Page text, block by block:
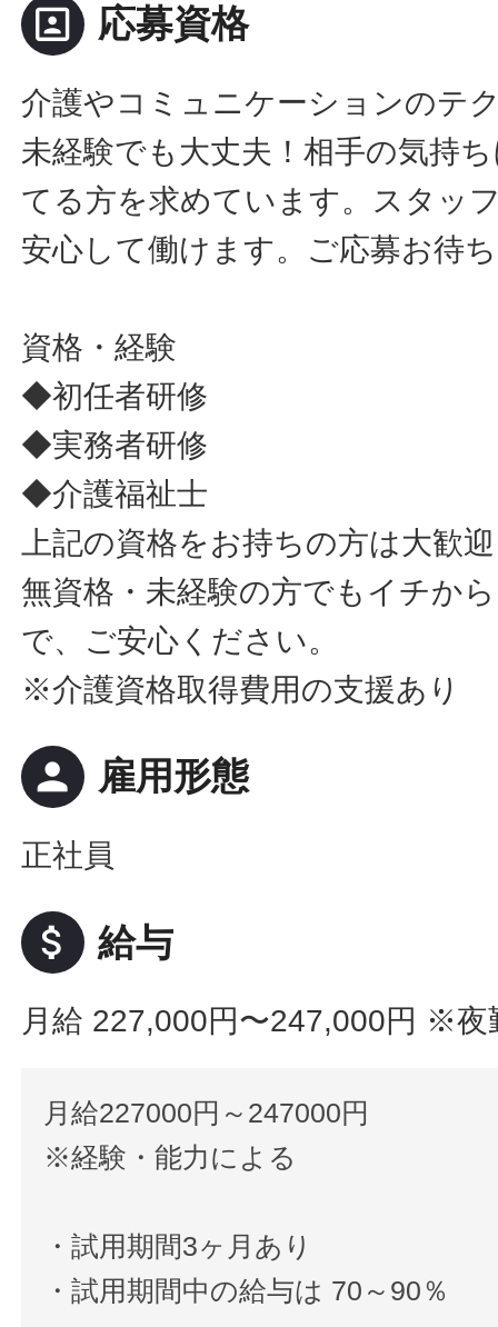
portrait 応募資格
介護やコミュニケーションのテ
未経験でも大丈夫！相手の気持
てる方を求めています。スタッ
安心して働けます。ご応募お待
資格・経験
◆初任者研修
◆実務者研修
◆介護福祉士
上記の資格をお持ちの方は大歓
無資格・未経験の方でもイチか
で、ご安心ください。
※介護資格取得費用の支援あり
person 雇用形態
正社員
attach_money 給与
月給 227,000円〜247,000円 ※夜
月給227000円～247000円
※経験・能力による
・試用期間3ヶ月あり
・試用期間中の給与は 70～90％